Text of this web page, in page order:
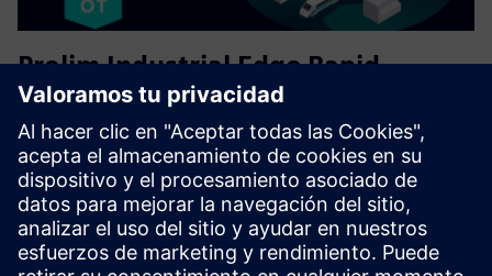
Prolim Industrial Edge Rapid
Deployment
The Siemens Industrial Edge software bundle provides
unprecedented speed to value for manufacturers by
unlocking actionable insights from machine data on their
production floor. This fixed cost service from Prolim
deploys, integra...